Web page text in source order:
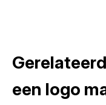
een logo